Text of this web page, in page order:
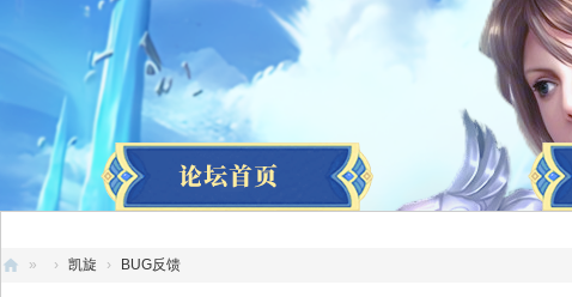
» › 凯旋 › BUG反馈